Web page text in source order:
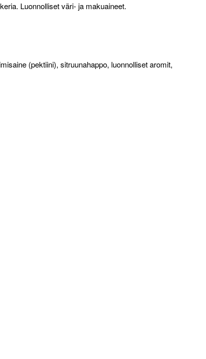
Luonnolliset väri- ja makuaineet.
(pektiini), sitruunahappo, luonnolliset aromit,